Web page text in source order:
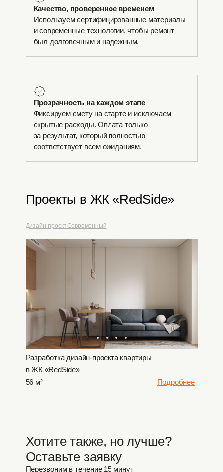
Прозрачность на каждом этапе
Фиксируем смету на старте и исключаем
скрытые расходы. Оплата только
за результат, который полностью
соответствует всем ожиданиям.
Качество, проверенное временем
Используем сертифицированные материалы
и современные технологии, чтобы ремонт
был долговечным и надежным.
Проекты в ЖК «RedSide»
Дизайн-проектСовременный
Разработка дизайн-проекта квартиры
в ЖК «RedSide»
56 м²
Подробнее
Хотите также, но лучше?
Оставьте заявку
Перезвоним в течение 15 минут